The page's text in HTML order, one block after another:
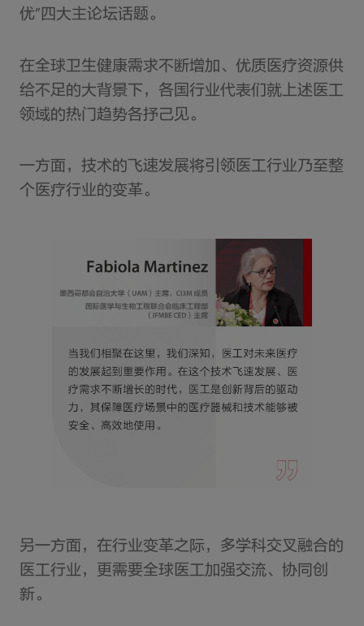
优”四大主论坛话题。
在全球卫生健康需求不断增加、优质医疗资源供
给不足的大背景下，各国行业代表们就上述医工
领域的热门趋势各抒己见。
一方面，技术的飞速发展将引领医工行业乃至整
个医疗行业的变革。
另一方面，在行业变革之际，多学科交叉融合的
医工行业，更需要全球医工加强交流、协同创
新。